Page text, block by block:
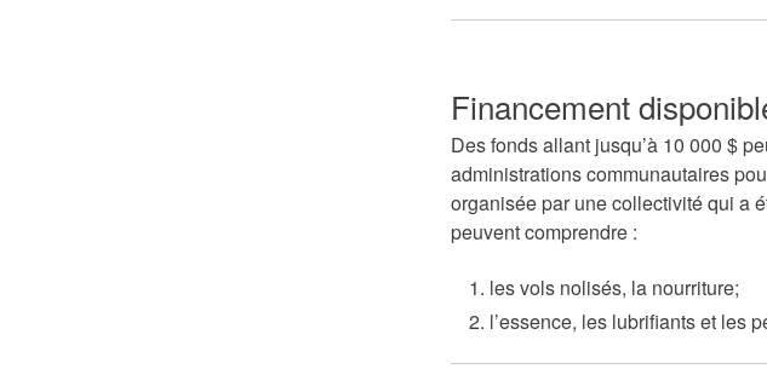
Financement
Des fonds allant jusqu’à 10 000 $
administrations communautaires
organisée par une collectivité qui a
peuvent comprendre :
les vols nolisés, la nourriture;
l’essence, les lubrifiants et les